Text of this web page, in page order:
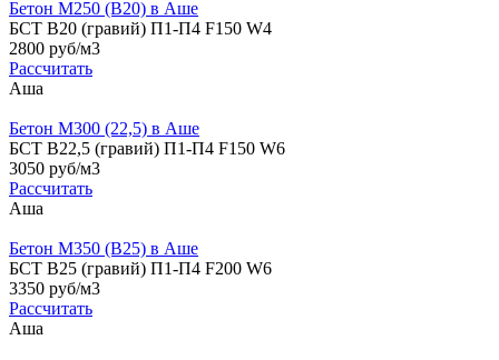
Бетон М250 (B20) в Аше
БСТ В20 (гравий) П1-П4 F150 W4
2800 руб/м3
Рассчитать
Аша
Бетон М300 (22,5) в Аше
БСТ В22,5 (гравий) П1-П4 F150 W6
3050 руб/м3
Рассчитать
Аша
Бетон М350 (B25) в Аше
БСТ В25 (гравий) П1-П4 F200 W6
3350 руб/м3
Рассчитать
Аша